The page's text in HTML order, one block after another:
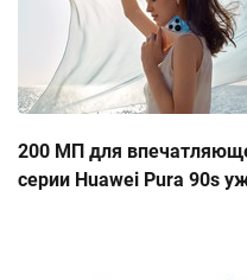
200 МП для
серии Huawei Pura 90s